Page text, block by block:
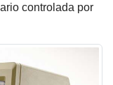
controlada por